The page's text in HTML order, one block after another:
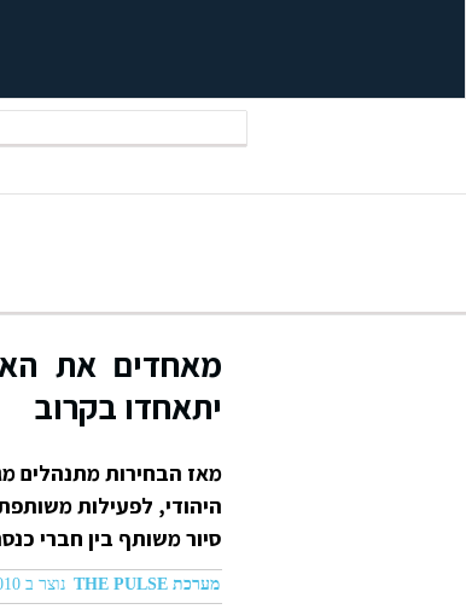
מאחדים את
יתאחדו בקרוב
היהודי, לפעילות
סיור משותף בין חברי
מערכת THE PULSE נוצר ב 22.03.2010 03:03